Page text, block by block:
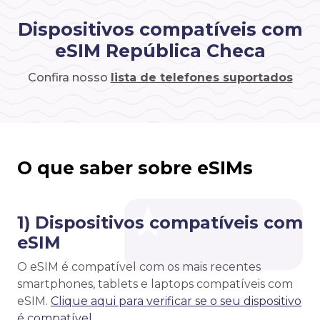
Dispositivos compatíveis com
eSIM República Checa
Confira nosso lista de telefones suportados
O que saber sobre eSIMs
1) Dispositivos compatíveis com
eSIM
O eSIM é compatível com os mais recentes
smartphones, tablets e laptops compatíveis com
eSIM. Clique aqui para verificar se o seu dispositivo